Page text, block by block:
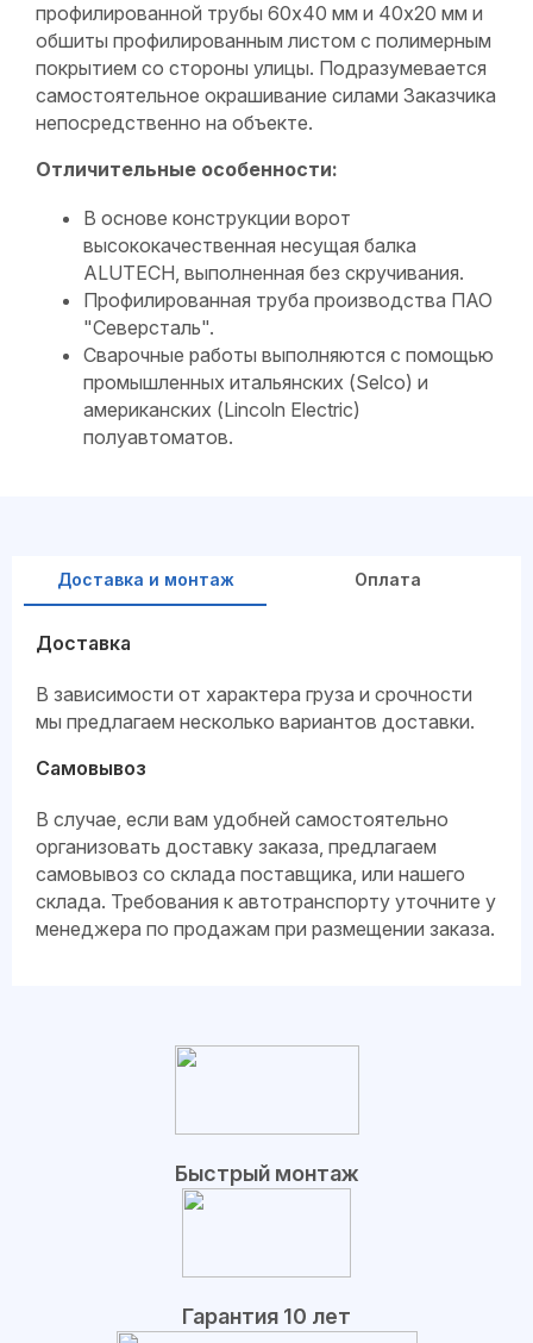
профилированной трубы 60х40 мм и 40х20 мм и
обшиты профилированным листом с полимерным
покрытием со стороны улицы. Подразумевается
самостоятельное окрашивание силами Заказчика
непосредственно на объекте.
Отличительные особенности:
В основе конструкции ворот
высококачественная несущая балка
ALUTECH, выполненная без скручивания.
Профилированная труба производства ПАО
"Северсталь".
Сварочные работы выполняются с помощью
промышленных итальянских (Selco) и
американских (Lincoln Electric)
полуавтоматов.
Доставка и монтаж Оплата
Доставка
В зависимости от характера груза и срочности
мы предлагаем несколько вариантов доставки.
Самовывоз
В случае, если вам удобней самостоятельно
организовать доставку заказа, предлагаем
самовывоз со склада поставщика, или нашего
склада. Требования к автотранспорту уточните у
менеджера по продажам при размещении заказа.
Быстрый монтаж
Гарантия 10 лет